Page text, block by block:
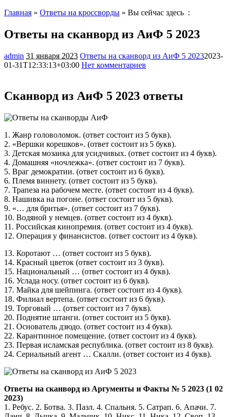
Главная » Ответы на кроссворды » Вы сейчас здесь :
Ответы на сканворд из АиФ 5 2023
admin 31 января 2023 Ответы на сканворд из АиФ 5 20232023-
01-31T12:33:13+03:00 Нет комментариев
Сканворд из АиФ 5 2023 ответы
1. Жанр головоломок. (ответ состоит из 5 букв).
2. «Вершки корешков». (ответ состоит из 5 букв).
3. Детская мозаика для усидчивых. (ответ состоит из 4 букв).
4. Домашняя «ночлежка». (ответ состоит из 7 букв).
5. Враг демократии. (ответ состоит из 6 букв).
6. Племя виннету. (ответ состоит из 5 букв).
7. Трапеза на рабочем месте. (ответ состоит из 4 букв).
8. Нашивка на погоне. (ответ состоит из 5 букв).
9. «… для бритья». (ответ состоит из 7 букв).
10. Водяной у немцев. (ответ состоит из 4 букв).
11. Российская кинопремия. (ответ состоит из 4 букв).
12. Операция у финансистов. (ответ состоит из 4 букв).
13. Коротают … (ответ состоит из 5 букв).
14. Красный цветок (ответ состоит из 3 букв).
15. Национальный … (ответ состоит из 4 букв).
16. Услада носу. (ответ состоит из 6 букв).
17. Майка для шейпинга. (ответ состоит из 4 букв).
18. Филиал вертепа. (ответ состоит из 6 букв).
19. Торговый … (ответ состоит из 7 букв).
20. Поднятие штанги. (ответ состоит из 5 букв).
21. Основатель дзюдо. (ответ состоит из 4 букв).
22. Карантинное помещение. (ответ состоит из 4 букв).
23. Первая исламская республика. (ответ состоит из 8 букв).
24. Сериальный агент … Скалли. (ответ состоит из 4 букв).
Ответы на сканворд из Аргументы и Факты № 5 2023 (1 02
2023)
1. Ребус. 2. Ботва. 3. Пазл. 4. Спальня. 5. Сатрап. 6. Апачи. 7.